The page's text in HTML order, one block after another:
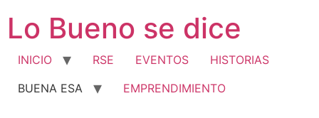
contenido
Lo Bueno se dice
INICIO RSE EVENTOS
HISTORIAS
BUENA ESA
EMPRENDIMIENTO